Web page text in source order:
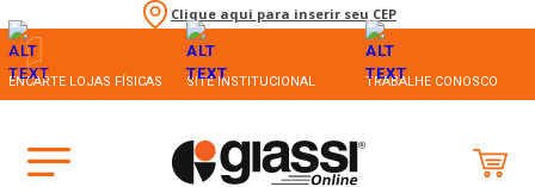
Clique aqui para inserir seu CEP
ENCARTE LOJAS FÍSICAS SITE INSTITUCIONAL TRABALHE CONOSCO